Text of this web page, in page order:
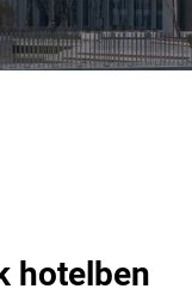
hotelben